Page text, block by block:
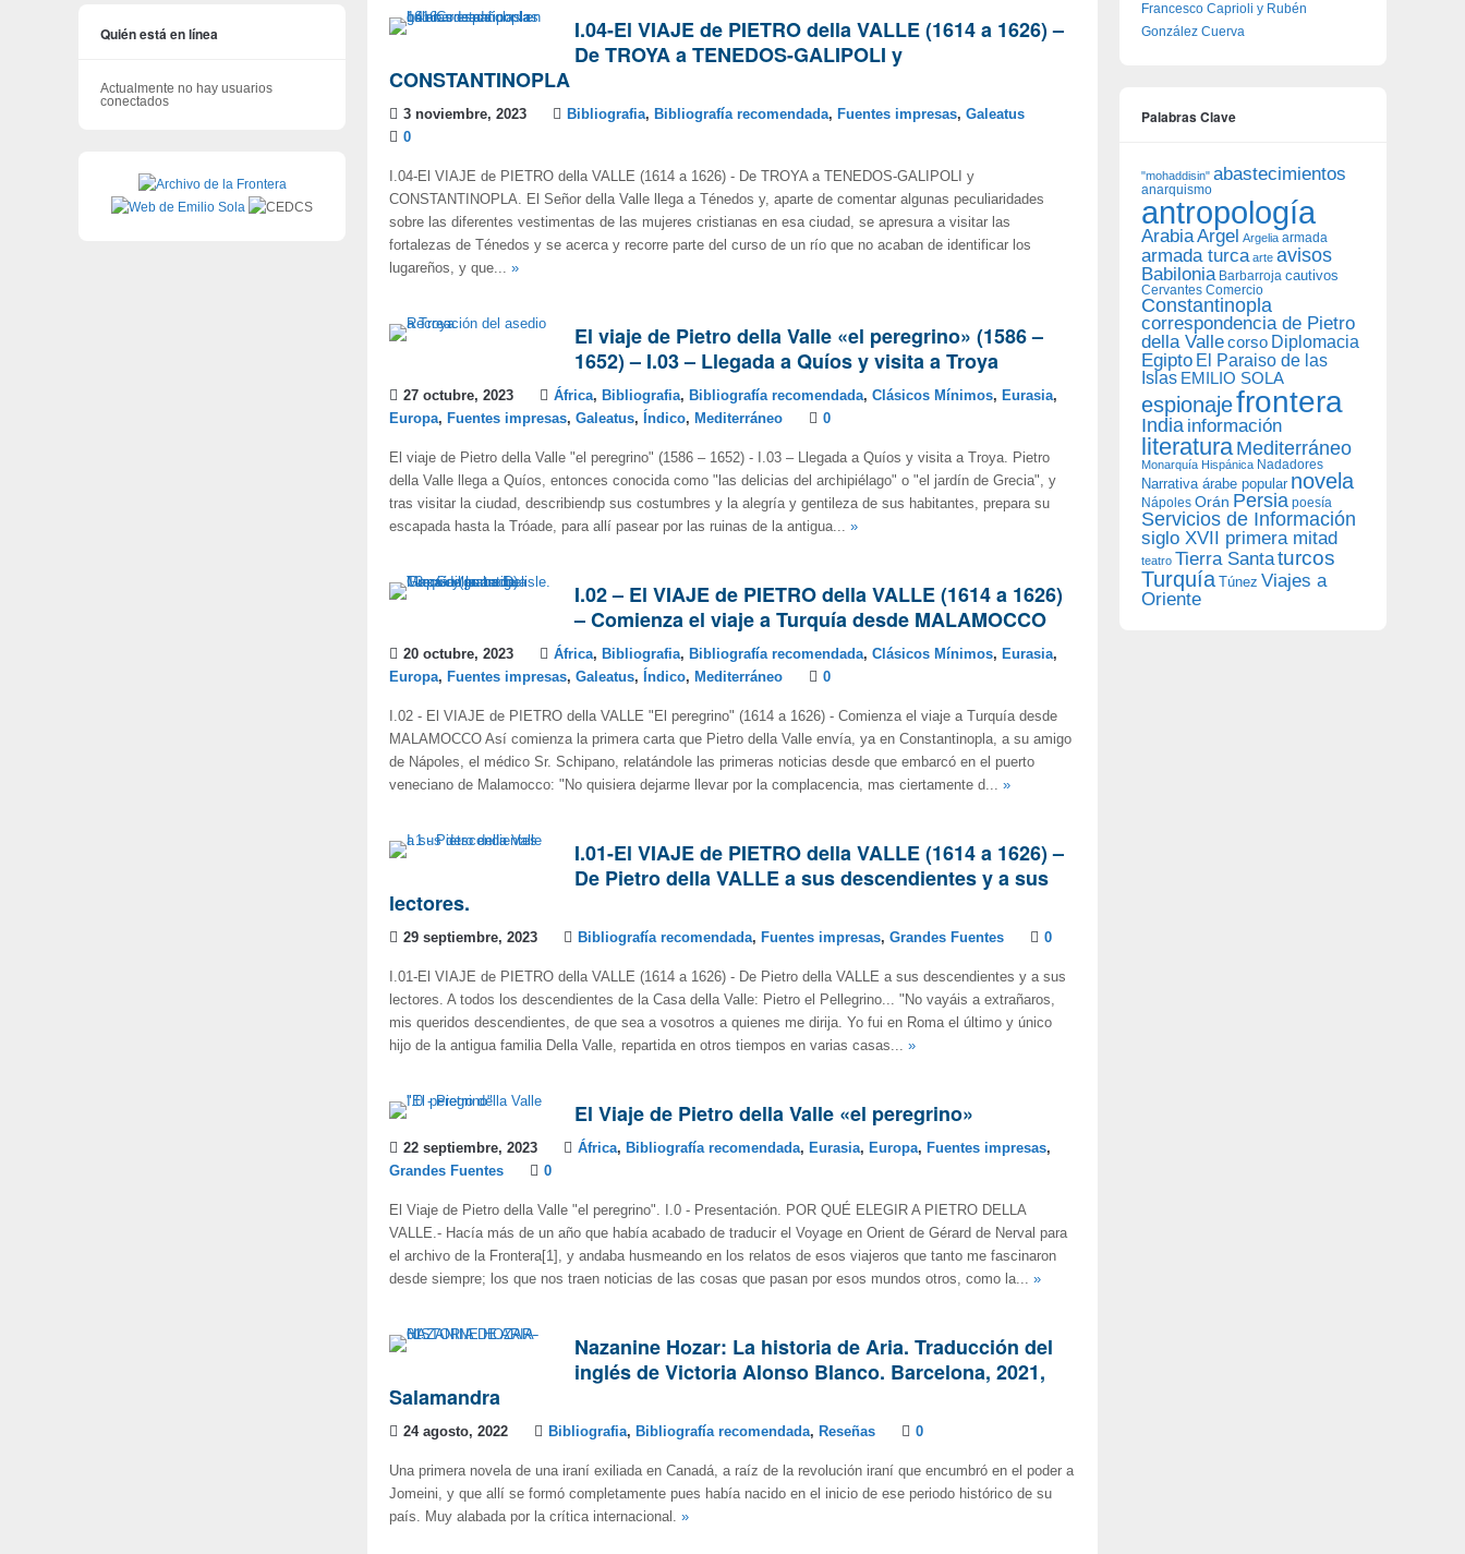
I.04-El VIAJE de PIETRO della VALLE (1614 a 1626) –
De TROYA a TENEDOS-GALIPOLI y
CONSTANTINOPLA
3 noviembre, 2023 Bibliografia, Bibliografía recomendada, Fuentes impresas, Galeatus
0
I.04-El VIAJE de PIETRO della VALLE (1614 a 1626) - De TROYA a TENEDOS-GALIPOLI y
CONSTANTINOPLA. El Señor della Valle llega a Ténedos y, aparte de comentar algunas peculiaridades
sobre las diferentes vestimentas de las mujeres cristianas en esa ciudad, se apresura a visitar las
fortalezas de Ténedos y se acerca y recorre parte del curso de un río que no acaban de identificar los
lugareños, y que... »
El viaje de Pietro della Valle «el peregrino» (1586 –
1652) – I.03 – Llegada a Quíos y visita a Troya
27 octubre, 2023 África, Bibliografia, Bibliografía recomendada, Clásicos Mínimos, Eurasia,
Europa, Fuentes impresas, Galeatus, Índico, Mediterráneo 0
El viaje de Pietro della Valle "el peregrino" (1586 – 1652) - I.03 – Llegada a Quíos y visita a Troya. Pietro
della Valle llega a Quíos, entonces conocida como "las delicias del archipiélago" o "el jardín de Grecia", y
tras visitar la ciudad, describiendp sus costumbres y la alegría y gentileza de sus habitantes, prepara su
escapada hasta la Tróade, para allí pasear por las ruinas de la antigua... »
I.02 – El VIAJE de PIETRO della VALLE (1614 a 1626)
– Comienza el viaje a Turquía desde MALAMOCCO
20 octubre, 2023 África, Bibliografia, Bibliografía recomendada, Clásicos Mínimos, Eurasia,
Europa, Fuentes impresas, Galeatus, Índico, Mediterráneo 0
I.02 - El VIAJE de PIETRO della VALLE "El peregrino" (1614 a 1626) - Comienza el viaje a Turquía desde
MALAMOCCO Así comienza la primera carta que Pietro della Valle envía, ya en Constantinopla, a su amigo
de Nápoles, el médico Sr. Schipano, relatándole las primeras noticias desde que embarcó en el puerto
veneciano de Malamocco: "No quisiera dejarme llevar por la complacencia, mas ciertamente d... »
I.01-El VIAJE de PIETRO della VALLE (1614 a 1626) –
De Pietro della VALLE a sus descendientes y a sus
lectores.
29 septiembre, 2023 Bibliografía recomendada, Fuentes impresas, Grandes Fuentes 0
I.01-El VIAJE de PIETRO della VALLE (1614 a 1626) - De Pietro della VALLE a sus descendientes y a sus
lectores. A todos los descendientes de la Casa della Valle: Pietro el Pellegrino... "No vayáis a extrañaros,
mis queridos descendientes, de que sea a vosotros a quienes me dirija. Yo fui en Roma el último y único
hijo de la antigua familia Della Valle, repartida en otros tiempos en varias casas... »
El Viaje de Pietro della Valle «el peregrino»
22 septiembre, 2023 África, Bibliografía recomendada, Eurasia, Europa, Fuentes impresas,
Grandes Fuentes
0
El Viaje de Pietro della Valle "el peregrino". I.0 - Presentación. POR QUÉ ELEGIR A PIETRO DELLA
VALLE.- Hacía más de un año que había acabado de traducir el Voyage en Orient de Gérard de Nerval para
el archivo de la Frontera[1], y andaba husmeando en los relatos de esos viajeros que tanto me fascinaron
desde siempre; los que nos traen noticias de las cosas que pasan por esos mundos otros, como la... »
Nazanine Hozar: La historia de Aria. Traducción del
inglés de Victoria Alonso Blanco. Barcelona, 2021,
Salamandra
24 agosto, 2022 Bibliografia, Bibliografía recomendada, Reseñas 0
Una primera novela de una iraní exiliada en Canadá, a raíz de la revolución iraní que encumbró en el poder a
Jomeini, y que allí se formó completamente pues había nacido en el inicio de ese periodo histórico de su
país. Muy alabada por la crítica internacional. »
Quién está en línea
Actualmente no hay usuarios
conectados
Francesco Caprioli y Rubén
González Cuerva
Palabras Clave
"mohaddisin" abastecimientos
anarquismo
antropología
ArabiaArgel Argelia armada
armada turca arte avisos
Babilonia Barbarroja cautivos
Cervantes Comercio
Constantinopla
correspondencia de Pietro
della Vallecorso Diplomacia
Egipto El Paraiso de las
Islas EMILIO SOLA
espionajefrontera
India información
literatura Mediterráneo
Monarquía Hispánica Nadadores
Narrativa árabe popular novela
Nápoles Orán Persia poesía
Servicios de Información
siglo XVII primera mitad
teatro Tierra Santaturcos
Turquía Túnez Viajes a
Oriente